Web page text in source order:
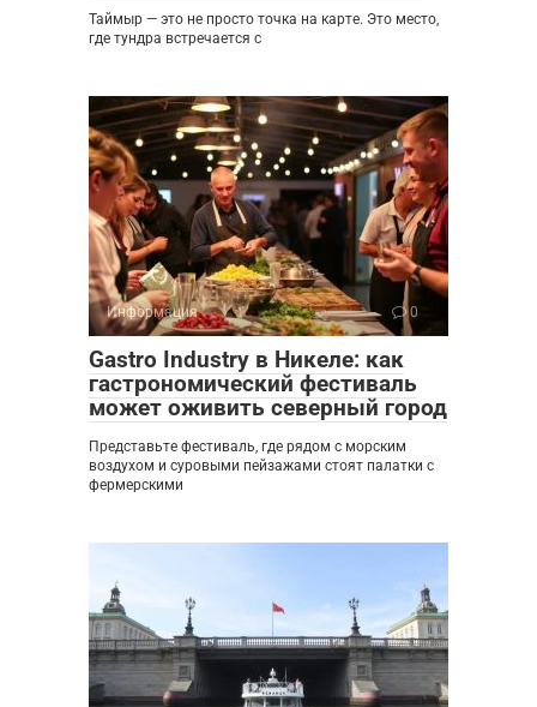
Таймыр — это не просто точка на карте. Это место,
где тундра встречается с
Информация 0
Gastro Industry в Никеле: как
гастрономический фестиваль
может оживить северный город
Представьте фестиваль, где рядом с морским
воздухом и суровыми пейзажами стоят палатки с
фермерскими